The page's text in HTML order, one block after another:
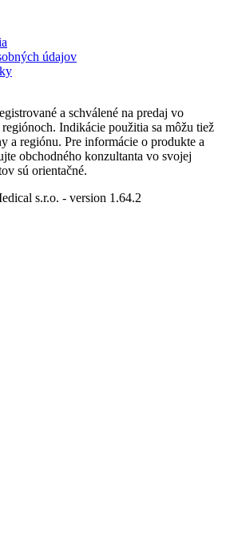
údajov
a schválené na predaj vo
Indikácie použitia sa môžu tiež
a regiónu. Pre informácie o produkte a
obchodného konzultanta vo svojej
sú orientačné.
s.r.o. - version 1.64.2